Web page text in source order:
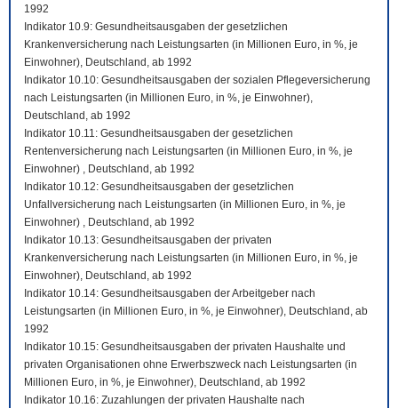
1992
Indikator 10.9: Gesundheitsausgaben der gesetzlichen
Krankenversicherung nach Leistungsarten (in Millionen Euro, in %, je
Einwohner), Deutschland, ab 1992
Indikator 10.10: Gesundheitsausgaben der sozialen Pflegeversicherung
nach Leistungsarten (in Millionen Euro, in %, je Einwohner),
Deutschland, ab 1992
Indikator 10.11: Gesundheitsausgaben der gesetzlichen
Rentenversicherung nach Leistungsarten (in Millionen Euro, in %, je
Einwohner) , Deutschland, ab 1992
Indikator 10.12: Gesundheitsausgaben der gesetzlichen
Unfallversicherung nach Leistungsarten (in Millionen Euro, in %, je
Einwohner) , Deutschland, ab 1992
Indikator 10.13: Gesundheitsausgaben der privaten
Krankenversicherung nach Leistungsarten (in Millionen Euro, in %, je
Einwohner), Deutschland, ab 1992
Indikator 10.14: Gesundheitsausgaben der Arbeitgeber nach
Leistungsarten (in Millionen Euro, in %, je Einwohner), Deutschland, ab
1992
Indikator 10.15: Gesundheitsausgaben der privaten Haushalte und
privaten Organisationen ohne Erwerbszweck nach Leistungsarten (in
Millionen Euro, in %, je Einwohner), Deutschland, ab 1992
Indikator 10.16: Zuzahlungen der privaten Haushalte nach